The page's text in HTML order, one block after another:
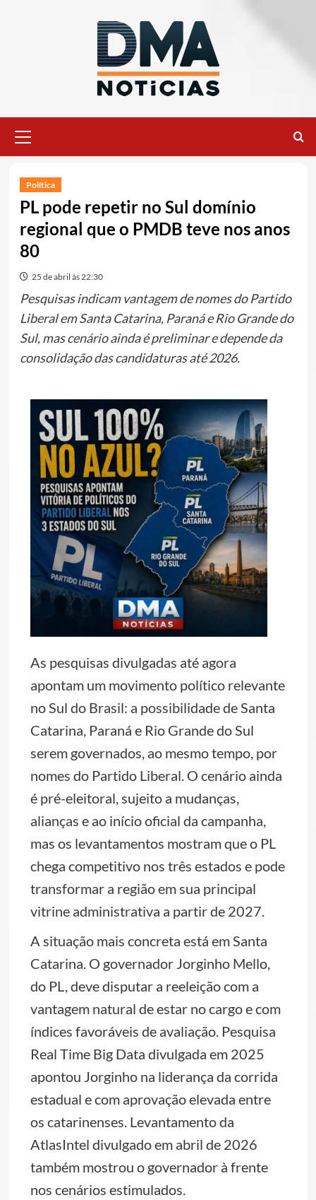
principal
Política
PL pode repetir no Sul domínio
regional que o PMDB teve nos anos
80
25 de abril às 22:30
Pesquisas indicam vantagem de nomes do Partido
Liberal em Santa Catarina, Paraná e Rio Grande do
Sul, mas cenário ainda é preliminar e depende da
consolidação das candidaturas até 2026.
As pesquisas divulgadas até agora
apontam um movimento político relevante
no Sul do Brasil: a possibilidade de Santa
Catarina, Paraná e Rio Grande do Sul
serem governados, ao mesmo tempo, por
nomes do Partido Liberal. O cenário ainda
é pré-eleitoral, sujeito a mudanças,
alianças e ao início oficial da campanha,
mas os levantamentos mostram que o PL
chega competitivo nos três estados e pode
transformar a região em sua principal
vitrine administrativa a partir de 2027.
A situação mais concreta está em Santa
Catarina. O governador Jorginho Mello,
do PL, deve disputar a reeleição com a
vantagem natural de estar no cargo e com
índices favoráveis de avaliação. Pesquisa
Real Time Big Data divulgada em 2025
apontou Jorginho na liderança da corrida
estadual e com aprovação elevada entre
os catarinenses. Levantamento da
AtlasIntel divulgado em abril de 2026
também mostrou o governador à frente
nos cenários estimulados.